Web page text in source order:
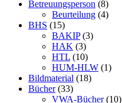
Betreuungsperson (8)
Beurteilung (4)
BHS (15)
BAKIP(3)
HAK (3)
HTL (10)
HUM-HLW (1)
Bildmaterial (18)
Bücher(33)
VWA-Bücher(10)